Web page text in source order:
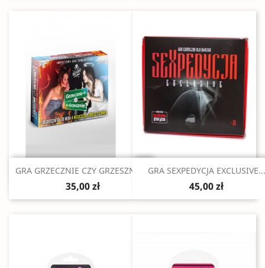
Szybki podgląd
GRA GRZECZNIE CZY GRZESZNIE...
35,00 zł
Szybki podgląd
GRA SEXPEDYCJA EXCLUSIVE...
45,00 zł